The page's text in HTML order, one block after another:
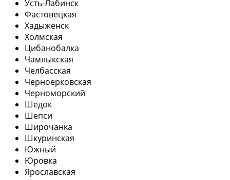
Усть-Лабинск
Фастовецкая
Хадыженск
Холмская
Цибанобалка
Чамлыкская
Челбасская
Черноерковская
Черноморский
Шедок
Шепси
Широчанка
Шкуринская
Южный
Юровка
Ярославская